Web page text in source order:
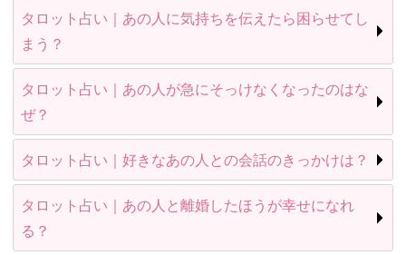
タロット占い｜あの人に気持ちを伝えたら困らせてし
まう？
タロット占い｜あの人が急にそっけなくなったのはな
ぜ？
タロット占い｜好きなあの人との会話のきっかけは？
タロット占い｜あの人と離婚したほうが幸せになれ
る？